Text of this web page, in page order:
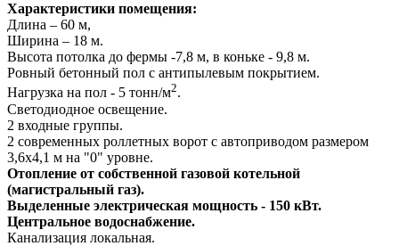
Характеристики помещения:
Длина – 60 м,
Ширина – 18 м.
Высота потолка до фермы -7,8 м, в коньке - 9,8 м.
Ровный бетонный пол с антипылевым покрытием.
Нагрузка на пол - 5 тонн/м2.
Светодиодное освещение.
2 входные группы.
2 современных роллетных ворот с автоприводом размером
3,6х4,1 м на "0" уровне.
Отопление от собственной газовой котельной
(магистральный газ).
Выделенные электрическая мощность - 150 кВт.
Центральное водоснабжение.
Канализация локальная.